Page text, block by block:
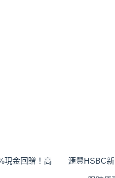
現金回贈！高
滙豐HSBC